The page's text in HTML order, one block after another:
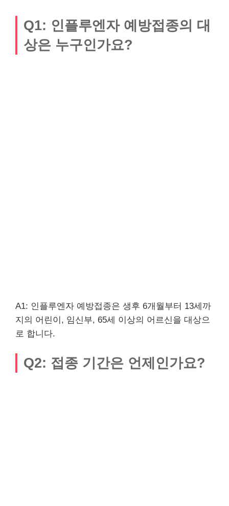
Q1: 인플루엔자 예방접종의 대
상은 누구인가요?
A1: 인플루엔자 예방접종은 생후 6개월부터 13세까
지의 어린이, 임신부, 65세 이상의 어르신을 대상으
로 합니다.
Q2: 접종 기간은 언제인가요?